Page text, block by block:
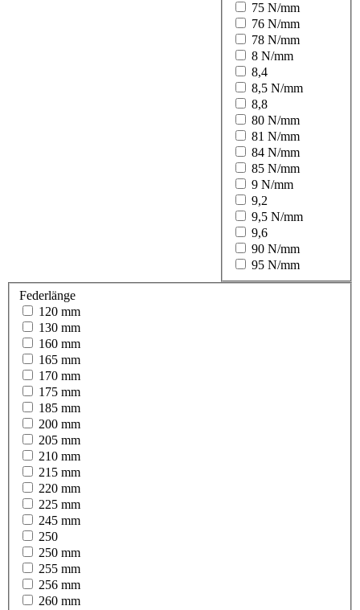
75 N/mm
76 N/mm
78 N/mm
8 N/mm
8,4
8,5 N/mm
8,8
80 N/mm
81 N/mm
84 N/mm
85 N/mm
9 N/mm
9,2
9,5 N/mm
9,6
90 N/mm
95 N/mm
Federlänge
120 mm
130 mm
160 mm
165 mm
170 mm
175 mm
185 mm
200 mm
205 mm
210 mm
215 mm
220 mm
225 mm
245 mm
250
250 mm
255 mm
256 mm
260 mm